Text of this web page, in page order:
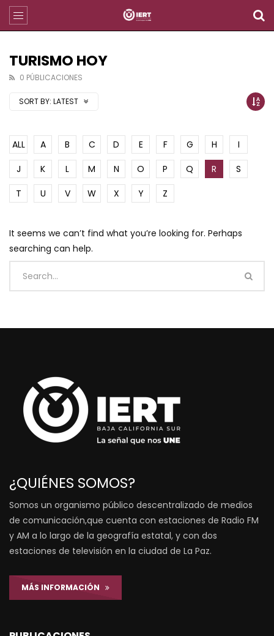
TURISMO HOY
0 PÚBLICACIONES
SORT BY: LATEST
ALL A B C D E F G H
I
J
K L M N O P Q R
S
T
U V W X Y Z
It seems we can’t find what you’re looking for. Perhaps
searching can help.
¿QUIÉNES SOMOS?
Somos un organismo público descentralizado de medios
de comunicación,que cuenta con estaciones de Radio FM
y AM a lo largo de la geografía estatal, y con dos
estaciones de televisión en la ciudad de La Paz.
MÁS INFORMACIÓN